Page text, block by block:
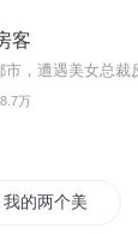
客
8.7万
我的两个美女房客